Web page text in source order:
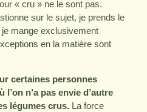
« cru » ne le sont pas.
sur le sujet, je prends le
mange exclusivement
en la matière sont
certaines personnes
n’a pas envie d’autre
légumes crus. La force